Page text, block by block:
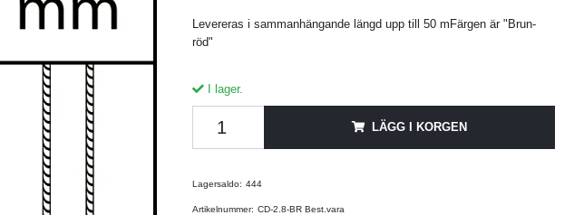
Levereras i sammanhängande längd upp till 50 mFärgen är "Brun-
röd"
I lager.
LÄGG I KORGEN
Lagersaldo: 444
Artikelnummer: CD-2.8-BR Best.vara